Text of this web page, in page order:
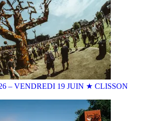
– VENDREDI 19 JUIN ★ CLISSON